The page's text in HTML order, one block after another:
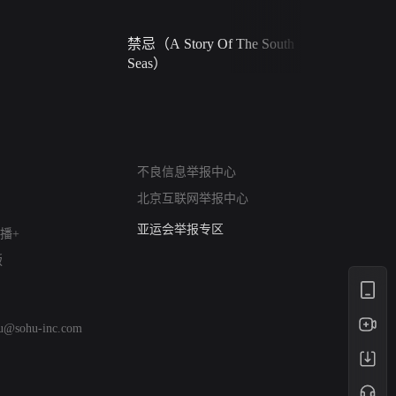
禁忌（A Story Of The South
Seas）
+
不良信息举报中心
北京互联网举报中心
算法推荐专项举报
亚运会举报专区
inc.com